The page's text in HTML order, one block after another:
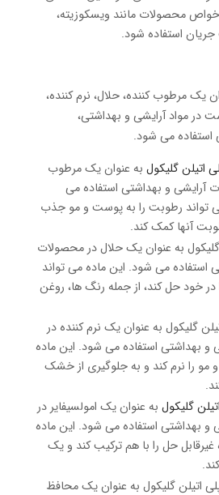
خواص محصولات مانند ویسکوزیته،
جریان استفاده شود.
یک مرطوب کننده، حلال، نرم کننده،
در مواد آرایشی و بهداشتی،
استفاده می شود.
اتیلن گلیکول به عنوان یک مرطوب
آرایشی و بهداشتی استفاده می
تواند رطوبت را به پوست و مو جذب
آنها کمک کند.
گلیکول به عنوان یک حلال در محصولات
استفاده می شود. این ماده می تواند
در خود حل کند، از جمله رنگ ها، روغن
گلیکول به عنوان یک نرم کننده در
و بهداشتی استفاده می شود. این ماده
مو را نرم کند و به جلوگیری از خشک
گلیکول به عنوان یک امولسیفایر در
و بهداشتی استفاده می شود. این ماده
غیرقابل حل را با هم ترکیب کند و یک
اتیلن گلیکول به عنوان یک محافظ